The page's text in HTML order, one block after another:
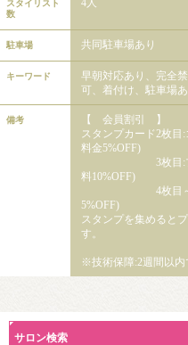
スタイリスト
数
駐車場 共同駐車場あり
キーワード
早朝対応あり、完全
可、着付け、駐車場
備考
【 会員割引 】
スタンプカード2枚目
料金5%OFF)
3枚目:プラ
料10%OFF)
4枚目～:VIP
5%OFF)
スタンプを集めると
す。
※技術保障:2週間以内
サロン検索